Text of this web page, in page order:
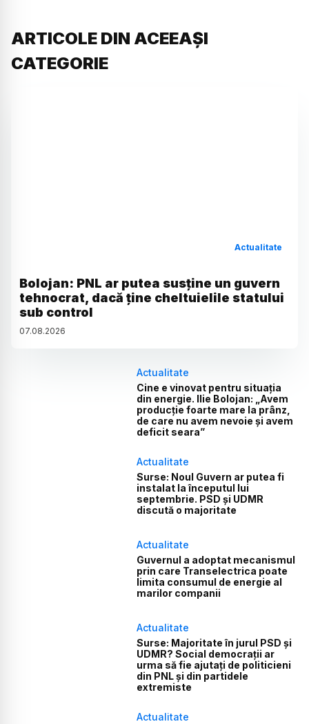
ARTICOLE DIN ACEEAȘI
CATEGORIE
Actualitate
Bolojan: PNL ar putea susține un guvern
tehnocrat, dacă ține cheltuielile statului
sub control
07.08.2026
Actualitate
Cine e vinovat pentru situația
din energie. Ilie Bolojan: „Avem
producție foarte mare la prânz,
de care nu avem nevoie și avem
deficit seara”
Actualitate
Surse: Noul Guvern ar putea fi
instalat la începutul lui
septembrie. PSD și UDMR
discută o majoritate
Actualitate
Guvernul a adoptat mecanismul
prin care Transelectrica poate
limita consumul de energie al
marilor companii
Actualitate
Surse: Majoritate în jurul PSD și
UDMR? Social democrații ar
urma să fie ajutați de politicieni
din PNL și din partidele
extremiste
Actualitate